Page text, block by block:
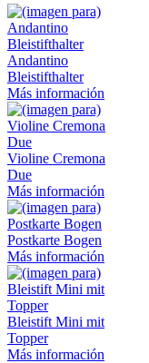
Andantino
Bleistifthalter
Más información
Violine Cremona
Due
Más información
Postkarte Bogen
Más información
Bleistift Mini mit
Topper
Más información